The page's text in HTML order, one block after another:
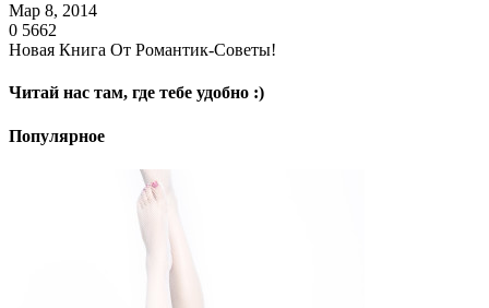
Мар 8, 2014
0 5662
Новая Книга От Романтик-Советы!
Читай нас там, где тебе удобно :)
Популярное